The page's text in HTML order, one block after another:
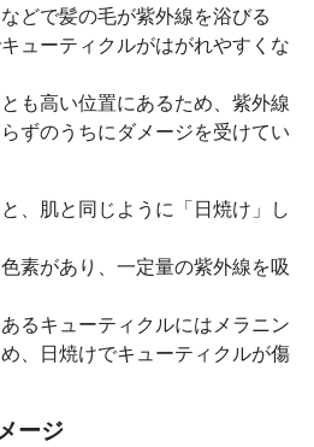
どで髪の毛が紫外線を浴びる
ューティクルがはがれやすくな
も高い位置にあるため、紫外線
ずのうちにダメージを受けてい
、肌と同じように「日焼け」し
素があり、一定量の紫外線を吸
るキューティクルにはメラニン
、日焼けでキューティクルが傷
ージ